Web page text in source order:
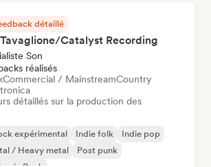
détaillé
Catalyst Recording
Son
réalisés
Commercial / MainstreamCountry
détaillés sur la production des
expérimental Indie folk
Indie pop
/ Heavy metal
Post punk